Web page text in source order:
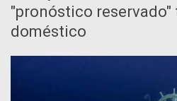
"pronóstico
doméstico